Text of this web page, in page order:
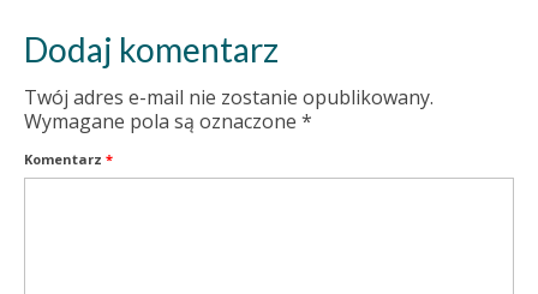
Dodaj komentarz
Twój adres e-mail nie zostanie opublikowany.
Wymagane pola są oznaczone *
Komentarz *